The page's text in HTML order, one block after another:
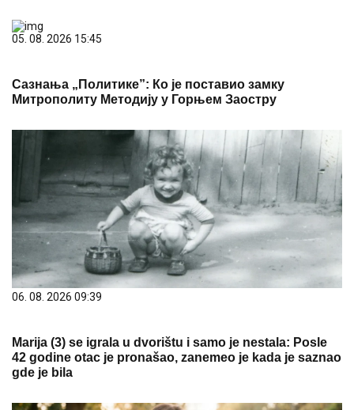
05. 08. 2026 15:45
Сазнања „Политике”: Ко је поставио замку
Митрополиту Методију у Горњем Заостру
06. 08. 2026 09:39
Marija (3) se igrala u dvorištu i samo je nestala: Posle
42 godine otac je pronašao, zanemeo je kada je saznao
gde je bila